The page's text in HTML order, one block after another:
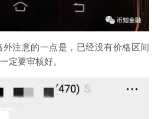
注意的一点是，已经没有价格区间
定要审核好。